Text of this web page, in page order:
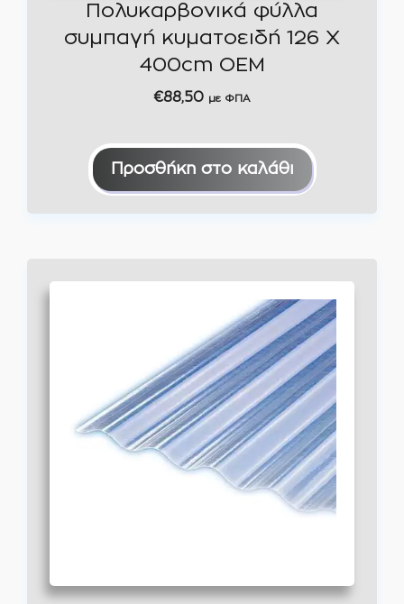
Πολυκαρβονικά φύλλα
συμπαγή κυματοειδή 126 Χ
400cm OEM
€88,50 με ΦΠΑ
Προσθήκη στο καλάθι